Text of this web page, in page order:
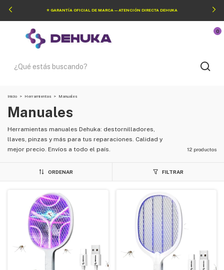
⭐ GARANTÍA OFICIAL DE MARCA — ATENCIÓN DIRECTA DEHUKA
0
Inicio > Herramientas > Manuales
Manuales
Herramientas manuales Dehuka: destornilladores,
llaves, pinzas y más para tus reparaciones. Calidad y
mejor precio. Envíos a todo el país.
12 productos
ORDENAR FILTRAR